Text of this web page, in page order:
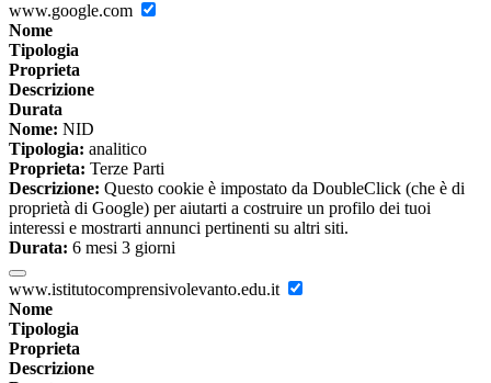
www.google.com
Nome
Tipologia
Proprieta
Descrizione
Durata
Nome: NID
Tipologia: analitico
Proprieta: Terze Parti
Descrizione: Questo cookie è impostato da DoubleClick (che è di
proprietà di Google) per aiutarti a costruire un profilo dei tuoi
interessi e mostrarti annunci pertinenti su altri siti.
Durata: 6 mesi 3 giorni
www.istitutocomprensivolevanto.edu.it
Nome
Tipologia
Proprieta
Descrizione